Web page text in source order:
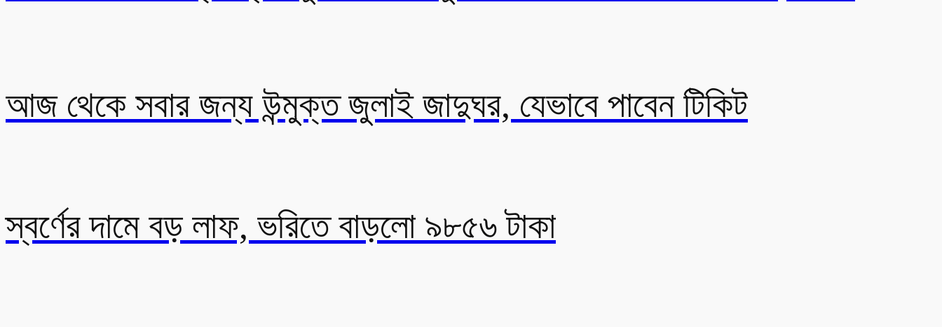
আজ থেকে সবার জন্য উন্মুক্ত জুলাই জাদুঘর, যেভাবে পাবেন টিকিট
স্বর্ণের দামে বড় লাফ, ভরিতে বাড়লো ৯৮৫৬ টাকা